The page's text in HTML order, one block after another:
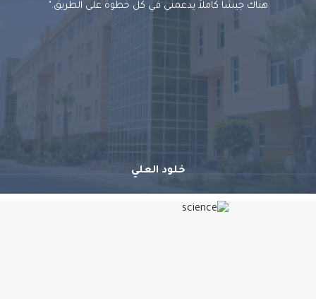
هناك جيشًا كاملاً يدعمني في كل خطوة على الطريق."
خلود العلي